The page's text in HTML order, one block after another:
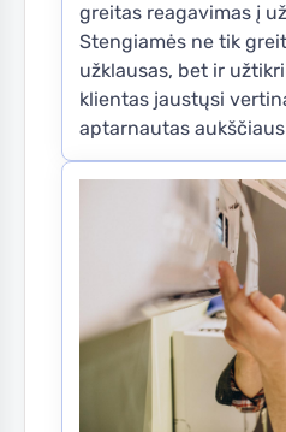
greitas reagavimas į
Stengiamės ne tik
užklausas, bet ir
klientas jaustųsi
aptarnautas